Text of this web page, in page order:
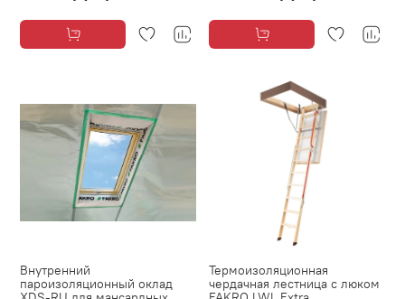
Внутренний
пароизоляционный оклад
Термоизоляционная
чердачная лестница с люком